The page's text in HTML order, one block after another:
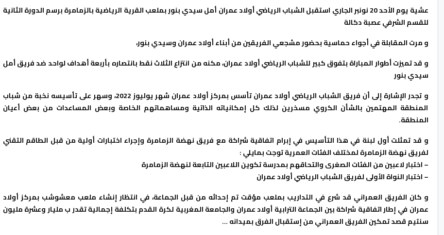
عشية يوم الأحد 20 نونبر الجاري استقبل الشباب الرياضي أولاد عمران أمل سيدي بنور بملعب القرية الرياضية بالزمامرة برسم الدورة الثانية
للقسم الشرفي عصبة دكالة
و مرت المقابلة في أجواء حماسية بحضور مشجعي الفريقين من أبناء أولاد عمران وسيدي بنور،
و قد تميزت أطوار المباراة بتفوق كبير للشباب الرياضي أولاد عمران، مكنه من انتزاع الثلاث نقط بانتصاره بأربعة أهداف لواحد ضد فريق أمل
سيدي بنور
و تجدر الإشارة إلى أن فريق الشباب الرياضي أولاد عمران تأسس بمركز أولاد عمران شهر يوليوز 2022، وسهر على تأسيسه نخبة من شباب
المنطقة المهتمين بالشأن الكروي مسخرين لذلك كل إمكانياته الذاتية ومساهماتهم الخاصة وبعض المساعدات من بعض أعيان
المنطقة.
و قد تمثلت أول لبنة في هذا التأسيس في إبرام اتفاقية شراكة مع فريق نهضة الزمامرة وإجراء اختبارات أولية من قبل الطاقم التقني
لفريق نهضة الزمامرة لمختلف الفئات العمرية توجت بمايلي :
– اختبار لاعبين من الفئات الصغرى والتحاقهم بمدرسة تكوين اللاعبين التابعة لنهضة الزمامرة
– اختبار النواة الأولى لفريق الشباب الرياضي أولاد عمران
و كان الفريق العمراني قد شرع في التداريب بملعب مؤقت تم إحداثه من قبل الجماعة، في انتظار إنشاء ملعب معشوشب بمركز أولاد
عمران في إطار اتفاقية شراكة بين الجماعة الترابية أولاد عمران والجامعة المغربية لكرة القدم بتكلفة إجمالية تقدر ب مليار وعشرة مليون
سنتيم قصد تمكين الفريق العمراني من إستقبال الفرق بميدانه …